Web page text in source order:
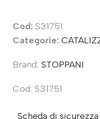
Cod: S31751
Categorie:
Brand: STOPPANI
Cod: S31751
Scheda di sicurezza